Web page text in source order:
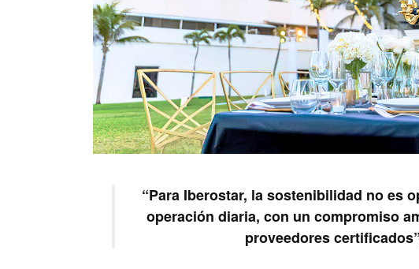
“Para Iberostar, la sostenibilidad no es
operación diaria, con un compromiso
proveedores